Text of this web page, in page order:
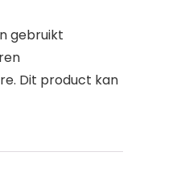
gebruikt
Dit product kan